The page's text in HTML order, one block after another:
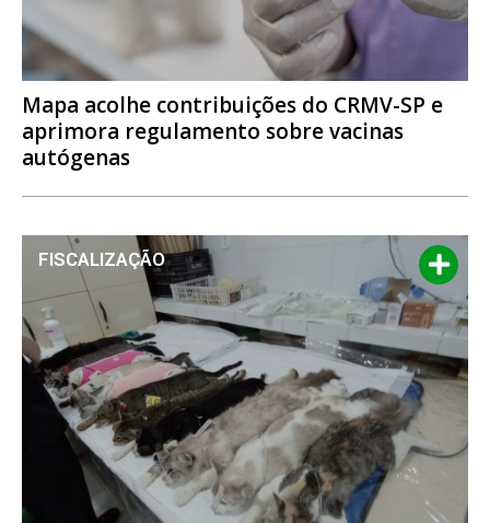
Mapa acolhe contribuições do CRMV-SP e
aprimora regulamento sobre vacinas
autógenas
FISCALIZAÇÃO